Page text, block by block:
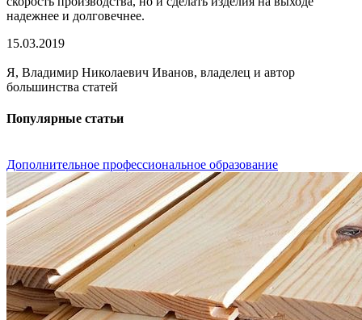
надежнее и долговечнее.
15.03.2019
Я, Владимир Николаевич Иванов, владелец и автор
большинства статей
Популярные статьи
Дополнительное профессиональное образование